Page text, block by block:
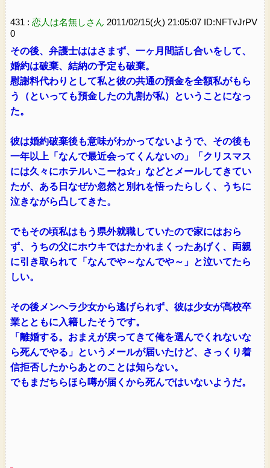
431 : 恋人は名無しさん 2011/02/15(火) 21:05:07 ID:NFTvJrPV
0
その後、弁護士ははさまず、一ヶ月間話し合いをして、
婚約は破棄、結納の予定も破棄。
慰謝料代わりとして私と彼の共通の預金を全額私がもら
う（といっても預金したの九割が私）ということになっ
た。
彼は婚約破棄後も意味がわかってないようで、その後も
一年以上「なんで最近会ってくんないの」「クリスマス
には久々にホテルいこーね☆」などとメールしてきてい
たが、ある日なぜか忽然と別れを悟ったらしく、うちに
泣きながら凸してきた。
でもその頃私はもう県外就職していたので家にはおら
ず、うちの父にホウキではたかれまくったあげく、両親
に引き取られて「なんでや～なんでや～」と泣いてたら
しい。
その後メンヘラ少女から逃げられず、彼は少女が高校卒
業とともに入籍したそうです。
「離婚する。おまえが戻ってきて俺を選んでくれないな
ら死んでやる」というメールが届いたけど、さっくり着
信拒否したからあとのことは知らない。
でもまだちらほら噂が届くから死んではいないようだ。